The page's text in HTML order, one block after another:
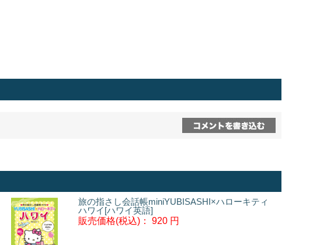
旅の指さし会話帳miniYUBISASHI×ハローキティ
ハワイ[ハワイ英語]
販売価格(税込)： 920 円